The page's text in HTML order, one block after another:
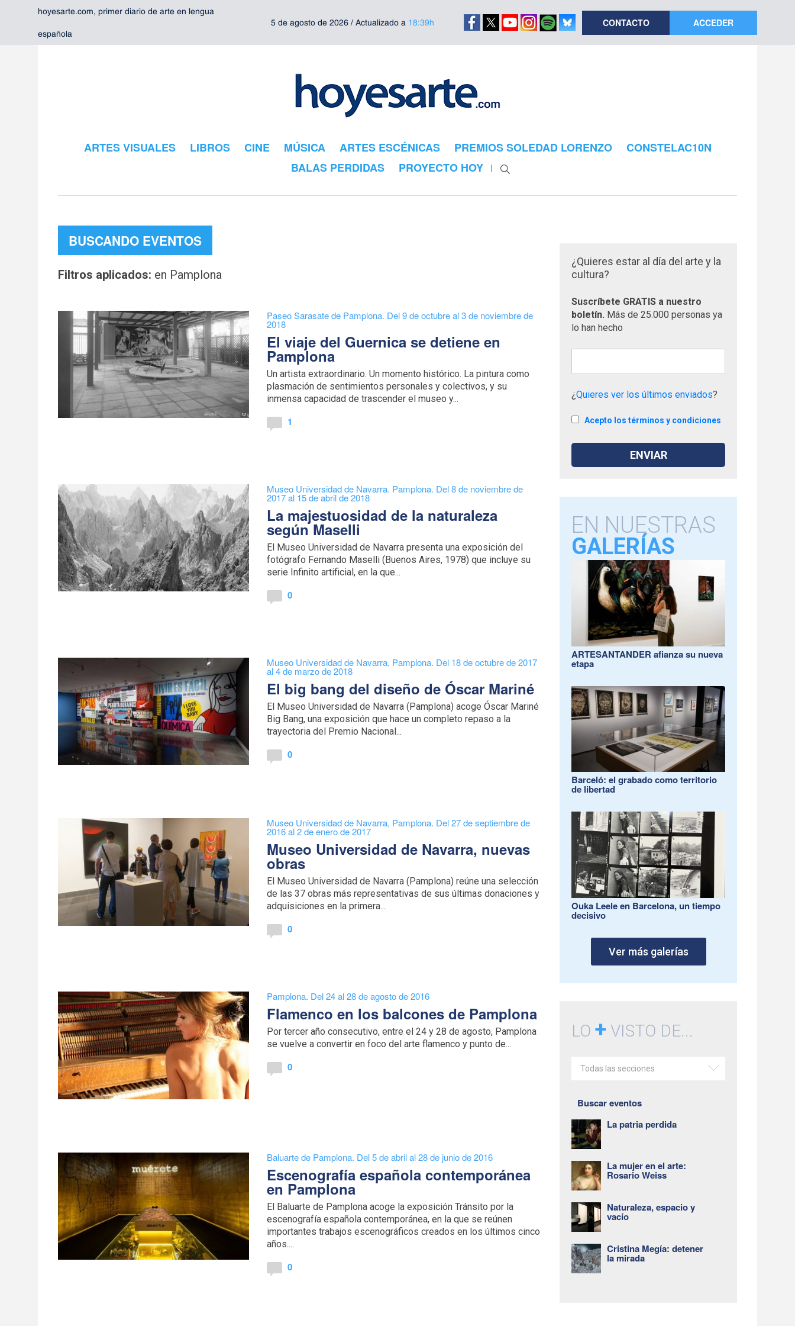
hoyesarte.com, primer diario de arte en lengua
española
5 de agosto de 2026 / Actualizado a 18:39h CONTACTO ACCEDER
ARTES VISUALES LIBROS CINE MÚSICA ARTES ESCÉNICAS PREMIOS SOLEDAD LORENZO
CONSTELAC10N
BALAS PERDIDAS
PROYECTO HOY
BUSCANDO EVENTOS
Filtros aplicados: en Pamplona
Paseo Sarasate de Pamplona. Del 9 de octubre al 3 de noviembre de
2018
El viaje del Guernica se detiene en
Pamplona
Un artista extraordinario. Un momento histórico. La pintura como
plasmación de sentimientos personales y colectivos, y su
inmensa capacidad de trascender el museo y...
1
Museo Universidad de Navarra. Pamplona. Del 8 de noviembre de
2017 al 15 de abril de 2018
La majestuosidad de la naturaleza
según Maselli
El Museo Universidad de Navarra presenta una exposición del
fotógrafo Fernando Maselli (Buenos Aires, 1978) que incluye su
serie Infinito artificial, en la que...
0
Museo Universidad de Navarra, Pamplona. Del 18 de octubre de 2017
al 4 de marzo de 2018
El big bang del diseño de Óscar Mariné
El Museo Universidad de Navarra (Pamplona) acoge Óscar Mariné
Big Bang, una exposición que hace un completo repaso a la
trayectoria del Premio Nacional...
0
Museo Universidad de Navarra, Pamplona. Del 27 de septiembre de
2016 al 2 de enero de 2017
Museo Universidad de Navarra, nuevas
obras
El Museo Universidad de Navarra (Pamplona) reúne una selección
de las 37 obras más representativas de sus últimas donaciones y
adquisiciones en la primera...
0
Pamplona. Del 24 al 28 de agosto de 2016
Flamenco en los balcones de Pamplona
Por tercer año consecutivo, entre el 24 y 28 de agosto, Pamplona
se vuelve a convertir en foco del arte flamenco y punto de...
0
Baluarte de Pamplona. Del 5 de abril al 28 de junio de 2016
Escenografía española contemporánea
en Pamplona
El Baluarte de Pamplona acoge la exposición Tránsito por la
escenografía española contemporánea, en la que se reúnen
importantes trabajos escenográficos creados en los últimos cinco
años....
0
¿Quieres estar al día del arte y la
cultura?
Suscríbete GRATIS a nuestro
boletín. Más de 25.000 personas ya
lo han hecho
¿Quieres ver los últimos enviados?
Acepto los términos y condiciones
EN NUESTRAS
GALERÍAS
ARTESANTANDER afianza su nueva
etapa
Barceló: el grabado como territorio
de libertad
Ouka Leele en Barcelona, un tiempo
decisivo
Ver más galerías
LO+ VISTO DE...
Todas las secciones
Buscar eventos
La patria perdida
La mujer en el arte:
Rosario Weiss
Naturaleza, espacio y
vacío
Cristina Megía: detener
la mirada